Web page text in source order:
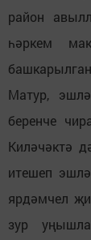
район
һәркем
Матур,
беренче
Киләчәктә
итешеп
ярдәмчел
зур